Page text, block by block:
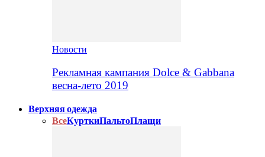
Новости
Рекламная кампания Dolce & Gabbana
весна-лето 2019
Верхняя одежда
ВсеКурткиПальтоПлащи